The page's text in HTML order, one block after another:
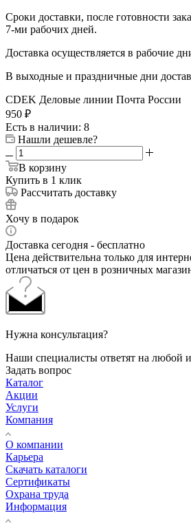
Сроки доставки, после готовности
7-ми рабочих дней.
Доставка осуществляется в рабочие
В выходные и праздничные дни
CDEK Деловые линии Почта России
950 ₽
Есть в наличии: 8
Нашли дешевле?
В корзину
Купить в 1 клик
Рассчитать доставку
Хочу в подарок
Доставка сегодня - бесплатно
Цена действительна только для
отличаться от цен в розничных
Нужна консультация?
Наши специалисты ответят на любой
Задать вопрос
Каталог
Акции
Услуги
Компания
О компании
Карьера
Cкачать каталоги
Сертификаты
Охрана труда
Информация